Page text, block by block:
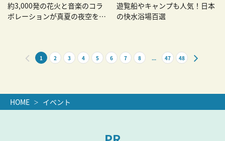
約3,000発の花火と音楽のコラ
ボレーションが真夏の夜空を彩
遊覧船やキャンプも人気！日本
の快水浴場百選
1 2 3 4 5 6 7 8 ... 47 48
HOME イベント